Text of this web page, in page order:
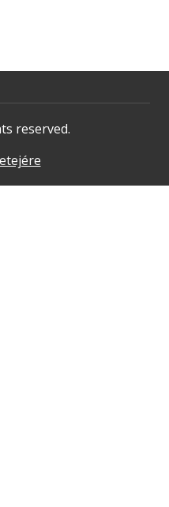
reserved.